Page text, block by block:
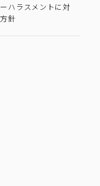
ハラスメントに対
針